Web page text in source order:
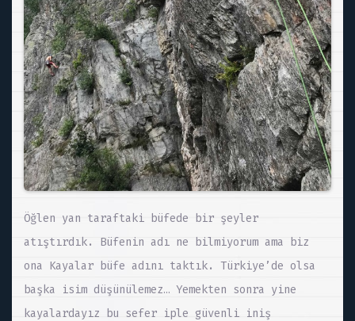
Öğlen yan taraftaki büfede bir şeyler
atıştırdık. Büfenin adı ne bilmiyorum ama biz
ona Kayalar büfe adını taktık. Türkiye’de olsa
başka isim düşünülemez… Yemekten sonra yine
kayalardayız bu sefer iple güvenli iniş